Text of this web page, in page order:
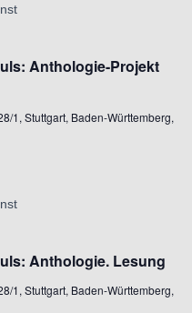
Anthologie-Projekt
1, Stuttgart, Baden-Württemberg,
Anthologie. Lesung
1, Stuttgart, Baden-Württemberg,